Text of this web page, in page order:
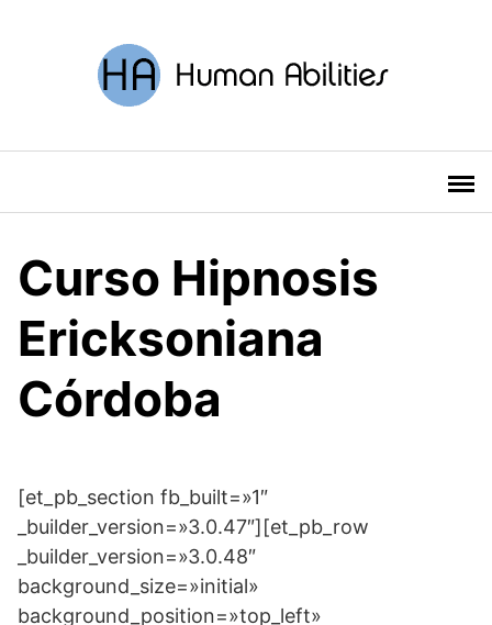
Curso Hipnosis
Ericksoniana
Córdoba
[et_pb_section fb_built=»1″
_builder_version=»3.0.47″][et_pb_row
_builder_version=»3.0.48″
background_size=»initial»
background_position=»top_left»